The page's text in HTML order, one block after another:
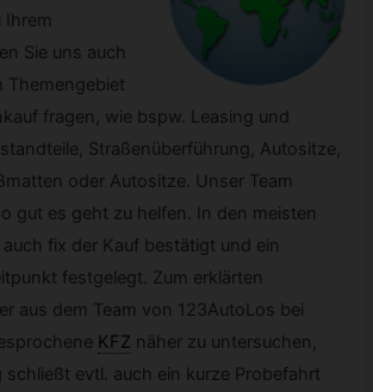
Ihrem
Sie uns auch
Themengebiet
fragen, wie bspw. Leasing und
Straßenüberführung, Autositze,
oder Autositze. Unser Team
gut es geht zu helfen. In den meisten
fix der Kauf bestätigt und ein
festgelegt. Zum erklärten
aus dem Team von 123AutoLos bei
KFZ näher zu untersuchen,
schließt evtl. auch ein kurze Probefahrt